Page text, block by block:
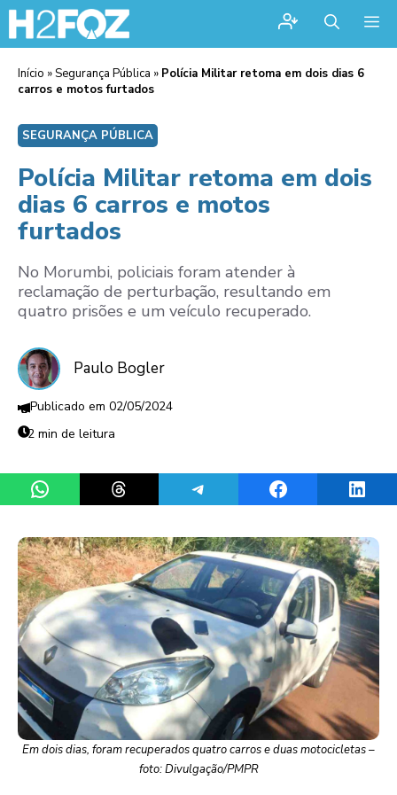
Início »Segurança Pública » Polícia Militar retoma em dois dias 6
carros e motos furtados
SEGURANÇA PÚBLICA
Polícia Militar retoma em dois
dias 6 carros e motos
furtados
No Morumbi, policiais foram atender à
reclamação de perturbação, resultando em
quatro prisões e um veículo recuperado.
Paulo Bogler
02/05/2024
2 min de leitura
Share on WhatsAppShare on ThreadsShare on TelegramShare on Facebook
Em dois dias, foram recuperados quatro carros e duas motocicletas –
foto: Divulgação/PMPR